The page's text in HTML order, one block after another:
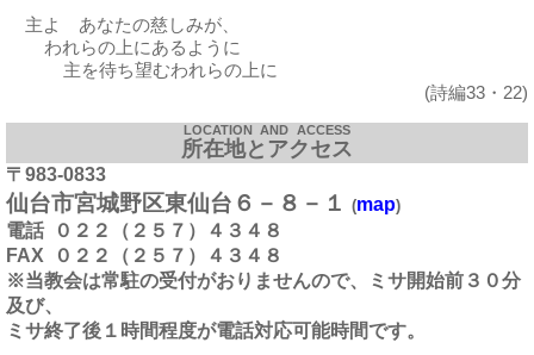
主よ あなたの慈しみが、
われらの上にあるように
主を待ち望むわれらの上に
(詩編33・22)
所在地とアクセス
LOCATION AND ACCESS
〒983-0833
仙台市宮城野区東仙台６－８－１ (map)
電話
０２２（２５７）４３４８
FAX
０２２（２５７）４３４８
※当教会は常駐の受付がおりませんので、ミサ開始前３０分
及び、
ミサ終了後１時間程度が電話対応可能時間です。